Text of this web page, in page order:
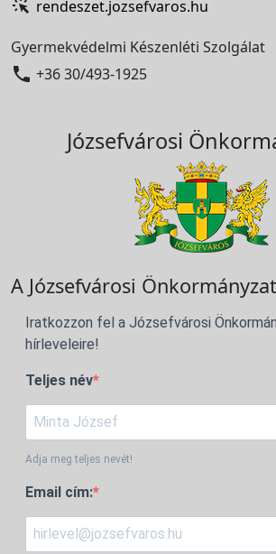
rendeszet.jozsefvaros.hu
Gyermekvédelmi Készenléti Szolgálat
 +36 30/493-1925
Józsefvárosi
A Józsefvárosi
Iratkozzon fel a Józsefvárosi
hírleveleire!
Teljes név
Adja meg teljes nevét!
Email cím: